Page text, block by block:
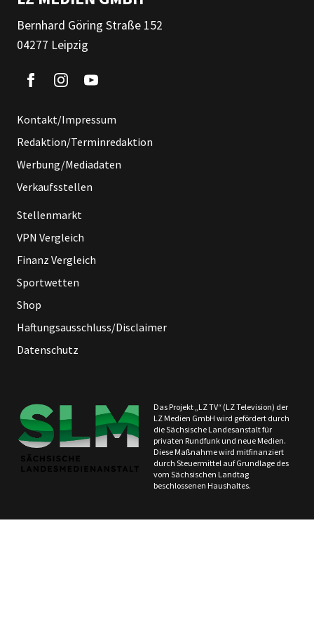
Bernhard Göring Straße 152
04277 Leipzig
Kontakt/Impressum
Redaktion/Terminredaktion
Werbung/Mediadaten
Verkaufsstellen
Stellenmarkt
VPN Vergleich
Finanz Vergleich
Sportwetten
Shop
Haftungsausschluss/Disclaimer
Datenschutz
Das Projekt „LZ TV“ (LZ Television) der
LZ Medien GmbH wird gefördert durch
die Sächsische Landesanstalt für
privaten Rundfunk und neue Medien.
Diese Maßnahme wird mitfinanziert
durch Steuermittel auf Grundlage des
vom Sächsischen Landtag
beschlossenen Haushaltes.